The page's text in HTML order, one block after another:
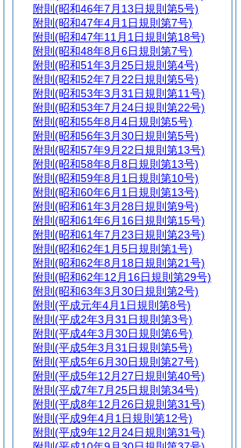
附則 (昭和46年7月13日規則第5号)
附則 (昭和47年4月1日規則第7号)
附則 (昭和47年11月1日規則第18号)
附則 (昭和48年8月6日規則第7号)
附則 (昭和51年3月25日規則第4号)
附則 (昭和52年7月22日規則第5号)
附則 (昭和53年3月31日規則第11号)
附則 (昭和53年7月24日規則第22号)
附則 (昭和55年8月4日規則第5号)
附則 (昭和56年3月30日規則第5号)
附則 (昭和57年9月22日規則第13号)
附則 (昭和58年8月8日規則第13号)
附則 (昭和59年8月1日規則第10号)
附則 (昭和60年6月1日規則第13号)
附則 (昭和61年3月28日規則第9号)
附則 (昭和61年6月16日規則第15号)
附則 (昭和61年7月23日規則第23号)
附則 (昭和62年1月5日規則第1号)
附則 (昭和62年8月18日規則第21号)
附則 (昭和62年12月16日規則第29号)
附則 (昭和63年3月30日規則第2号)
附則 (平成元年4月1日規則第8号)
附則 (平成2年3月31日規則第3号)
附則 (平成4年3月30日規則第6号)
附則 (平成5年3月31日規則第5号)
附則 (平成5年6月30日規則第27号)
附則 (平成5年12月27日規則第40号)
附則 (平成7年7月25日規則第34号)
附則 (平成8年12月26日規則第31号)
附則 (平成9年4月1日規則第12号)
附則 (平成9年12月24日規則第31号)